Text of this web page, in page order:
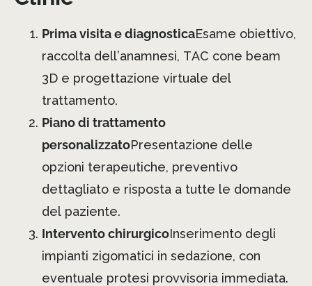
Prima visita e diagnosticaEsame obiettivo,
raccolta dell’anamnesi, TAC cone beam
3D e progettazione virtuale del
trattamento.
Piano di trattamento
personalizzatoPresentazione delle
opzioni terapeutiche, preventivo
dettagliato e risposta a tutte le domande
del paziente.
Intervento chirurgicoInserimento degli
impianti zigomatici in sedazione, con
eventuale protesi provvisoria immediata.